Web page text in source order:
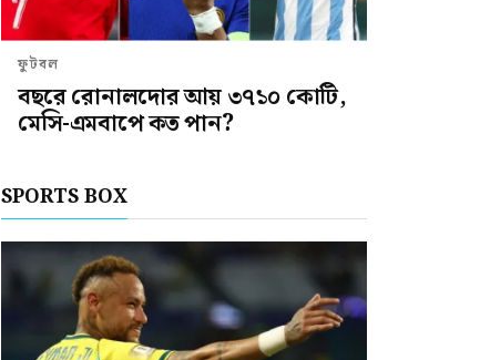
ফুটবল
বছরে রোনালদোর আয় ৩৭১০ কোটি,
মেসি-এমবাপে কত পান?
SPORTS BOX